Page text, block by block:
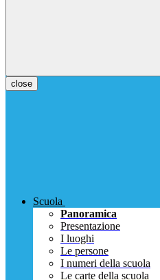
close
Scuola
Panoramica
Presentazione
I luoghi
Le persone
I numeri della scuola
Le carte della scuola